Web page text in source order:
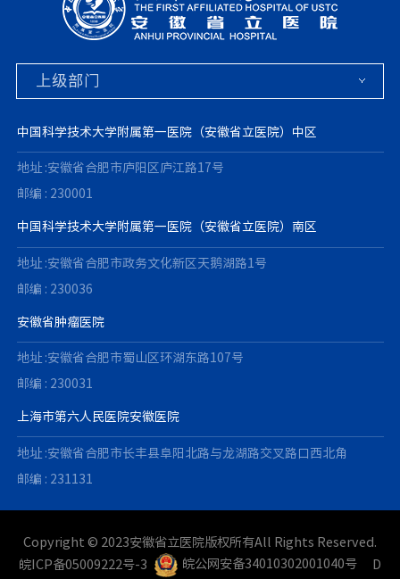
中国科学技术大学附属第一医院（安徽省立医院）中区
地址 :安徽省合肥市庐阳区庐江路17号
邮编 : 230001
中国科学技术大学附属第一医院（安徽省立医院）南区
地址 :安徽省合肥市政务文化新区天鹅湖路1号
邮编 : 230036
安徽省肿瘤医院
地址 :安徽省合肥市蜀山区环湖东路107号
邮编 : 230031
上海市第六人民医院安徽医院
地址 :安徽省合肥市长丰县阜阳北路与龙湖路交叉路口西北角
邮编 : 231131
Copyright © 2023安徽省立医院版权所有All Rights Reserved.
皖ICP备05009222号-3
皖公网安备34010302001040号 D